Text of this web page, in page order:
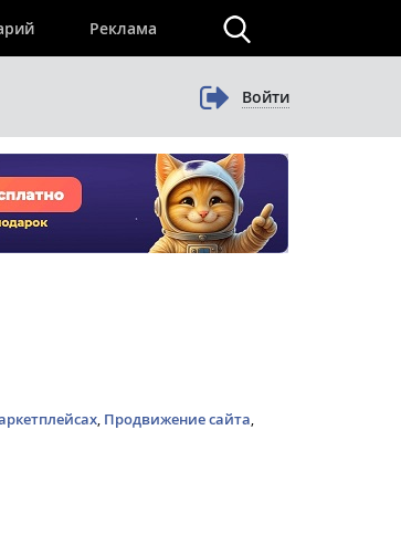
Реклама
Войти
, Продвижение сайта,